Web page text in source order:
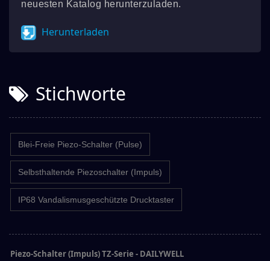
neuesten Katalog herunterzuladen.
Herunterladen
Stichworte
Blei-Freie Piezo-Schalter (Pulse)
Selbsthaltende Piezoschalter (Impuls)
IP68 Vandalismusgeschützte Drucktaster
Piezo-Schalter (Impuls) TZ-Serie - DAILYWELL